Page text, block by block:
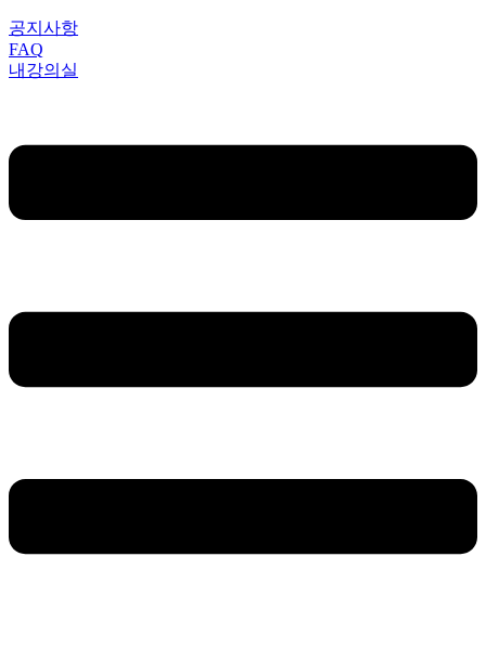
공지사항
FAQ
내강의실